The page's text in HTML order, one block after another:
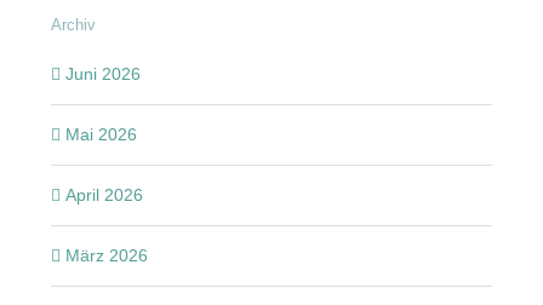
Archiv
Juni 2026
Mai 2026
April 2026
März 2026